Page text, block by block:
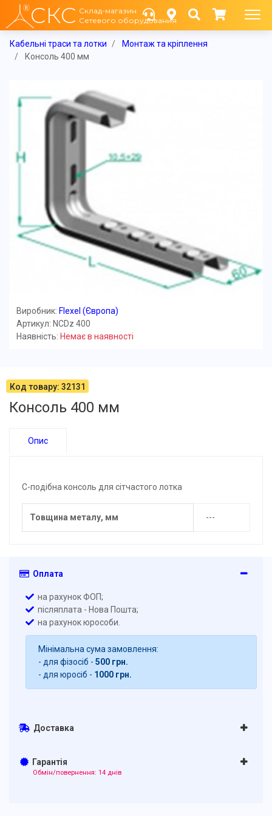
СКС Склад-магазин
Сетевого оборудования
Кабельні траси та лотки
Монтаж та кріплення
Консоль 400 мм
Виробник: Flexel (Європа)
Артикул: NCDz 400
Наявність: Немає в наявності
Код товару: 32131
Консоль 400 мм
Опис
С-подібна консоль для сітчастого лотка
Товщина металу, мм ---
Оплата
на рахунок ФОП;
післяплата - Нова Пошта;
на рахунок юрособи.
Мінімальна сума замовлення:
- для фізосіб - 500 грн.
- для юросіб - 1000 грн.
Доставка
Гарантія
Обмін/повернення: 14 днів